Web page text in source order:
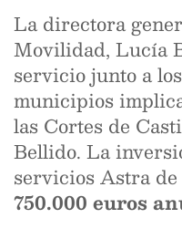
La directora
Movilidad, Lucía
servicio junto a
municipios
las Cortes de
Bellido. La
servicios Astra
750.000 euros